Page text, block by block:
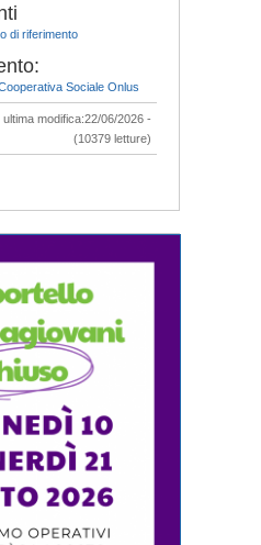
di riferimento
Sociale Onlus
ultima modifica:22/06/2026 -
(10379 letture)